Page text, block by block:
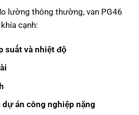
lường thông thường, van PG46
cạnh:
suất và nhiệt độ
án công nghiệp nặng